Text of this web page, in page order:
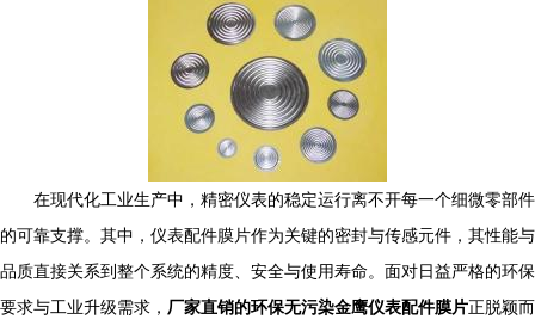
在现代化工业生产中，精密仪表的稳定运行离不开每一个细微零部件
的可靠支撑。其中，仪表配件膜片作为关键的密封与传感元件，其性能与
品质直接关系到整个系统的精度、安全与使用寿命。面对日益严格的环保
要求与工业升级需求， 厂家直销的环保无污染金鹰仪表配件膜片正脱颖而